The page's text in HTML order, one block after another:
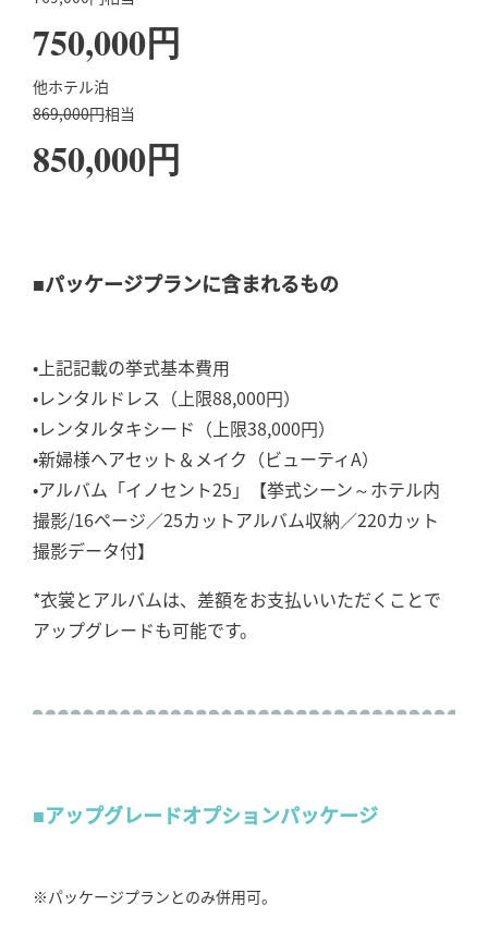
750,000円
他ホテル泊
869,000円相当
850,000円
■パッケージプランに含まれるもの
•上記記載の挙式基本費用
•レンタルドレス（上限88,000円）
•レンタルタキシード（上限38,000円）
•新婦様ヘアセット＆メイク（ビューティA）
•アルバム「イノセント25」【挙式シーン～ホテル内
撮影/16ページ／25カットアルバム収納／220カット
撮影データ付】
*衣裳とアルバムは、差額をお支払いいただくことで
アップグレードも可能です。
■アップグレードオプションパッケージ
※パッケージプランとのみ併用可。